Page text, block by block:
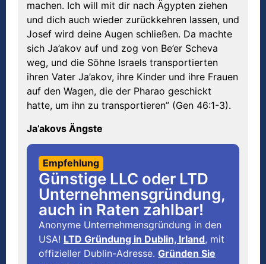
machen. Ich will mit dir nach Ägypten ziehen
und dich auch wieder zurückkehren lassen, und
Josef wird deine Augen schließen. Da machte
sich Ja’akov auf und zog von Be’er Scheva
weg, und die Söhne Israels transportierten
ihren Vater Ja’akov, ihre Kinder und ihre Frauen
auf den Wagen, die der Pharao geschickt
hatte, um ihn zu transportieren” (Gen 46:1-3).
Ja’akovs Ängste
Empfehlung
Günstige LLC oder LTD
Unternehmensgründung,
auch in Raten zahlbar!
Anonyme Unternehmensgründung in den
USA! LTD Gründung in Dublin, Irland, mit
offizieller Dublin-Adresse. Gründen Sie